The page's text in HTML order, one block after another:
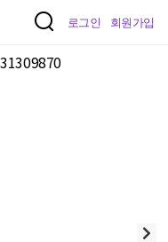
로그인 회원가입